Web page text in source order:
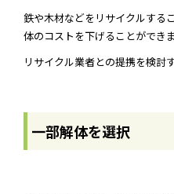
鉄や木材などをリサイクルする
体のコストを下げることができま
リサイクル業者との提携を検討
一部解体を選択